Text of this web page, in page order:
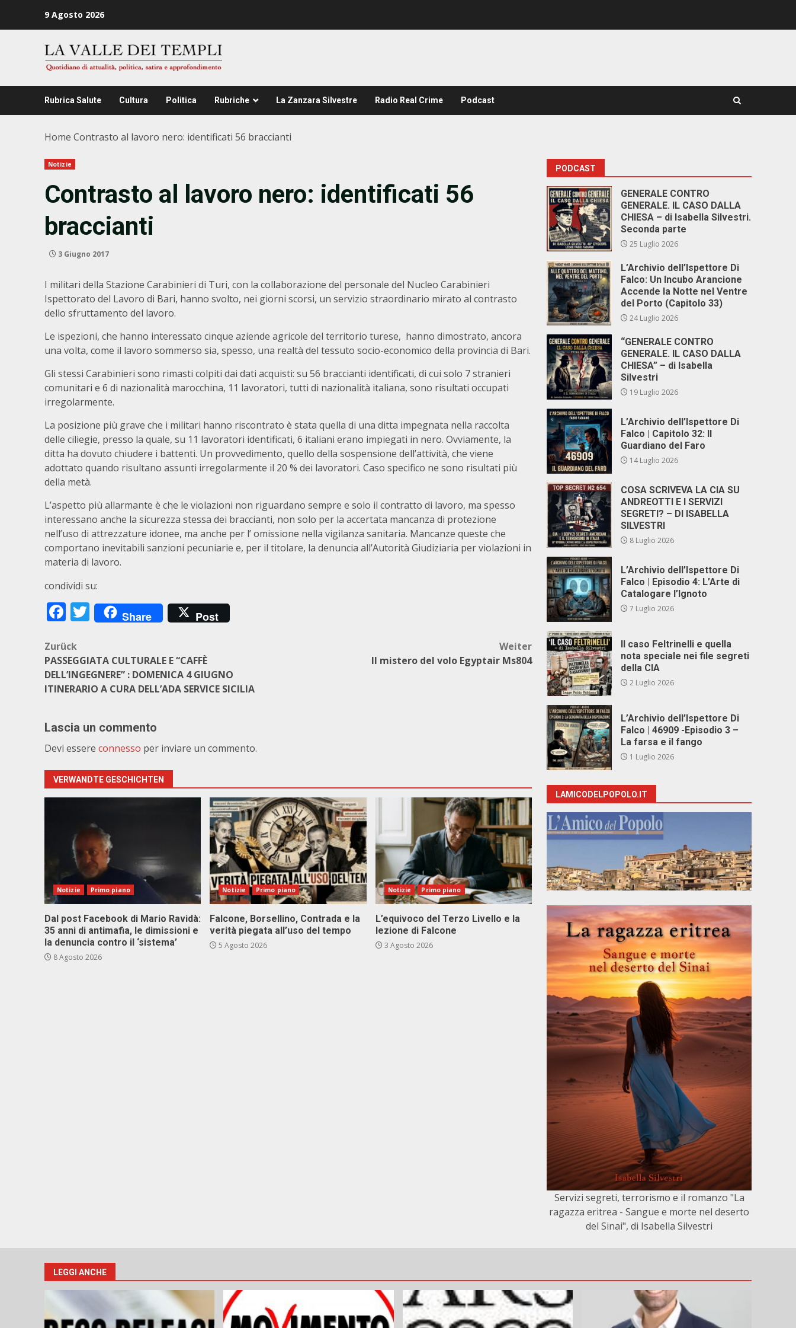
9 Agosto 2026
Rubrica Salute Cultura Politica Rubriche La Zanzara Silvestre Radio Real Crime Podcast
Home Contrasto al lavoro nero: identificati 56 braccianti
Notizie
Contrasto al lavoro nero: identificati 56
braccianti
3 Giugno 2017
I militari della Stazione Carabinieri di Turi, con la collaborazione del personale del Nucleo Carabinieri
Ispettorato del Lavoro di Bari, hanno svolto, nei giorni scorsi, un servizio straordinario mirato al contrasto
dello sfruttamento del lavoro.
Le ispezioni, che hanno interessato cinque aziende agricole del territorio turese, hanno dimostrato, ancora
una volta, come il lavoro sommerso sia, spesso, una realtà del tessuto socio-economico della provincia di Bari.
Gli stessi Carabinieri sono rimasti colpiti dai dati acquisti: su 56 braccianti identificati, di cui solo 7 stranieri
comunitari e 6 di nazionalità marocchina, 11 lavoratori, tutti di nazionalità italiana, sono risultati occupati
irregolarmente.
La posizione più grave che i militari hanno riscontrato è stata quella di una ditta impegnata nella raccolta
delle ciliegie, presso la quale, su 11 lavoratori identificati, 6 italiani erano impiegati in nero. Ovviamente, la
ditta ha dovuto chiudere i battenti. Un provvedimento, quello della sospensione dell’attività, che viene
adottato quando risultano assunti irregolarmente il 20 % dei lavoratori. Caso specifico ne sono risultati più
della metà.
L’aspetto più allarmante è che le violazioni non riguardano sempre e solo il contratto di lavoro, ma spesso
interessano anche la sicurezza stessa dei braccianti, non solo per la accertata mancanza di protezione
nell’uso di attrezzature idonee, ma anche per l’ omissione nella vigilanza sanitaria. Mancanze queste che
comportano inevitabili sanzioni pecuniarie e, per il titolare, la denuncia all’Autorità Giudiziaria per violazioni in
materia di lavoro.
condividi su:
Facebook
Twitter
Share Post
Beitragsnavigation
Zurück
PASSEGGIATA CULTURALE E “CAFFÈ
DELL’INGEGNERE” : DOMENICA 4 GIUGNO
ITINERARIO A CURA DELL’ADA SERVICE SICILIA
Weiter
Il mistero del volo Egyptair Ms804
Lascia un commento
Devi essere connesso per inviare un commento.
VERWANDTE GESCHICHTEN
Notizie Primo piano
Dal post Facebook di Mario Ravidà:
35 anni di antimafia, le dimissioni e
la denuncia contro il ‘sistema’
8 Agosto 2026
Notizie Primo piano
Falcone, Borsellino, Contrada e la
verità piegata all’uso del tempo
5 Agosto 2026
Notizie Primo piano
L’equivoco del Terzo Livello e la
lezione di Falcone
3 Agosto 2026
PODCAST
GENERALE CONTRO
GENERALE. IL CASO DALLA
CHIESA – di Isabella Silvestri.
Seconda parte
25 Luglio 2026
L’Archivio dell’Ispettore Di
Falco: Un Incubo Arancione
Accende la Notte nel Ventre
del Porto (Capitolo 33)
24 Luglio 2026
“GENERALE CONTRO
GENERALE. IL CASO DALLA
CHIESA” – di Isabella
Silvestri
19 Luglio 2026
L’Archivio dell’Ispettore Di
Falco | Capitolo 32: Il
Guardiano del Faro
14 Luglio 2026
COSA SCRIVEVA LA CIA SU
ANDREOTTI E I SERVIZI
SEGRETI? – DI ISABELLA
SILVESTRI
8 Luglio 2026
L’Archivio dell’Ispettore Di
Falco | Episodio 4: L’Arte di
Catalogare l’Ignoto
7 Luglio 2026
Il caso Feltrinelli e quella
nota speciale nei file segreti
della CIA
2 Luglio 2026
L’Archivio dell’Ispettore Di
Falco | 46909 -Episodio 3 –
La farsa e il fango
1 Luglio 2026
LAMICODELPOPOLO.IT
Servizi segreti, terrorismo e il romanzo "La
ragazza eritrea - Sangue e morte nel deserto
del Sinai", di Isabella Silvestri
LEGGI ANCHE